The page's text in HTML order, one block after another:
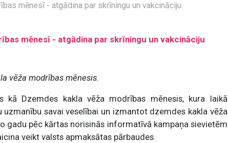
mēnesī - atgādina par skrīningu un vakcināciju
mēnesī - atgādina par skrīningu un vakcināciju
vēža modrības mēnesis.
kā Dzemdes kakla vēža modrības mēnesis, kura laikā
savai veselībai un izmantot dzemdes kakla vēža
gadu pēc kārtas norisinās informatīvā kampaņa sievietēm
veikt valsts apmaksātas pārbaudes.